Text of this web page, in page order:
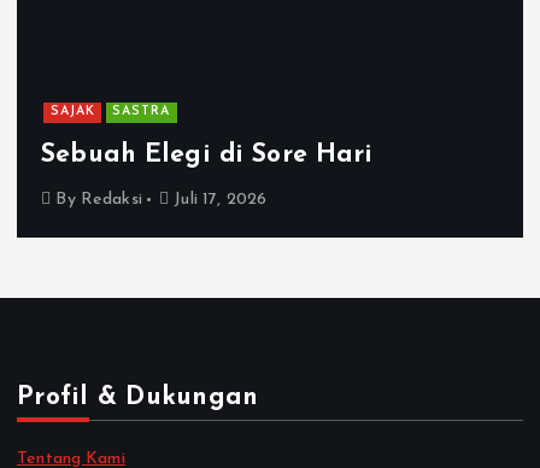
SAJAK SASTRA
Sebuah Elegi di Sore Hari
By Redaksi Juli 17, 2026
Profil & Dukungan
Tentang Kami